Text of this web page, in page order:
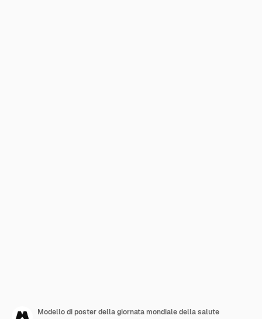
Modello di poster della giornata mondiale della salute